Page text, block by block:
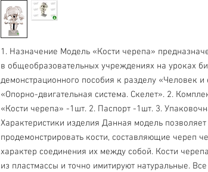
1. Назначение Модель «Кости черепа»
в общеобразовательных учреждениях на уроках
демонстрационного пособия к разделу «Человек и
«Опорно-двигательная система. Скелет». 2.
«Кости черепа» -1шт. 2. Паспорт -1шт. 3.
Характеристики изделия Данная модель позволяет
продемонстрировать кости, составляющие череп
характер соединения их между собой. Кости
из пластмассы и точно имитируют натуральные.